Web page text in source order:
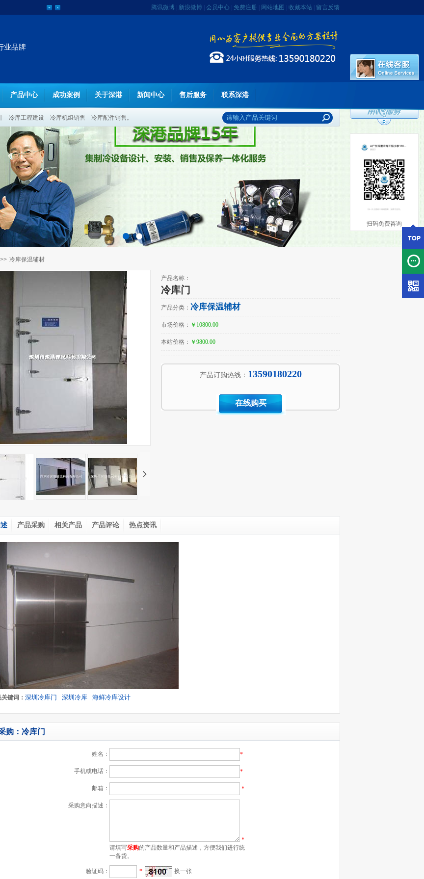
扫码免费咨询
腾讯微博 新浪微博 会员中心 免费注册 网站地图 收藏本站 留言反馈
业品牌
产品中心 成功案例 关于深港 新闻中心 售后服务 联系深港
冷库工程建设 冷库机组销售 冷库配件销售。
百叶窗图片载入中
>> 冷库保温辅材
产品名称：
冷库门
产品分类： 冷库保温辅材
市场价格： ￥10800.00
本站价格： ￥9800.00
产品订购热线： 13590180220
在线购买
产品采购 相关产品 产品评论 热点资讯
键词： 深圳冷库门 深圳冷库 海鲜冷库设计
购：冷库门
姓名： *
手机或电话： *
邮箱： *
采购意向描述：
*
请填写采购的产品数量和产品描述，方便我们进行统
一备货。
验证码： * 换一张